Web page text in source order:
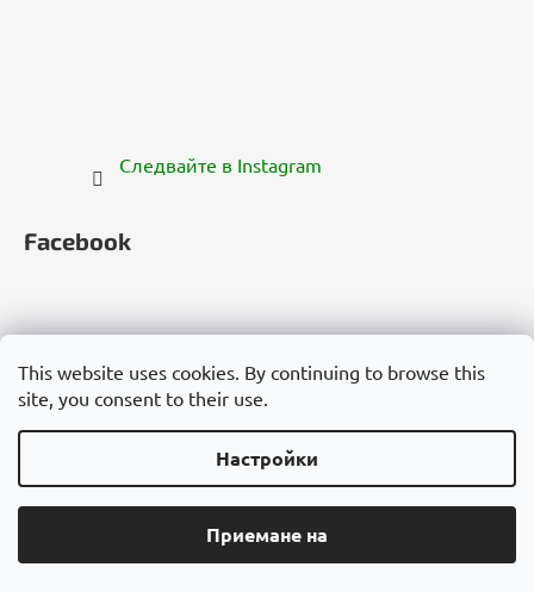
This website uses cookies. By continuing to browse this
site, you consent to their use.
Настройки
Приемане на
Следвайте в Instagram
Facebook
Česko Slovensko Magyarország
Polska
Россия España România България Việt Nam
Създадена от Shoptet
Авторско право 2026Cannadorra.com
запазени.Редактиране на настройките за бисквитки
ДОБАВИ В КОЛИЧКАТА